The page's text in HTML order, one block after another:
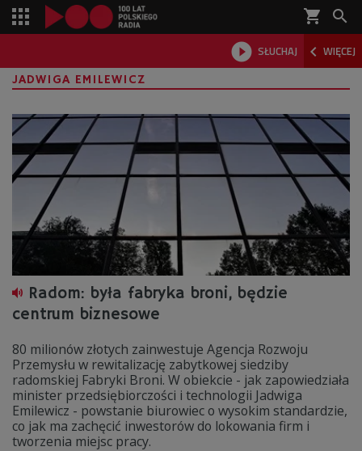
shopping_cart 
 SŁUCHAJ  WIĘCEJ

JADWIGA EMILEWICZ
Radom: była fabryka broni, będzie
centrum biznesowe
80 milionów złotych zainwestuje Agencja Rozwoju
Przemysłu w rewitalizację zabytkowej siedziby
radomskiej Fabryki Broni. W obiekcie - jak zapowiedziała
minister przedsiębiorczości i technologii Jadwiga
Emilewicz - powstanie biurowiec o wysokim standardzie,
co jak ma zachęcić inwestorów do lokowania firm i
tworzenia miejsc pracy.